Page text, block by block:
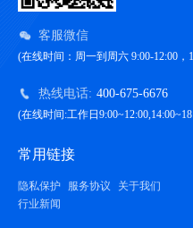
客服微信
(在线时间：周一到周六 9:00-12:00，
热线电话: 400-675-6676
(在线时间:工作日
常用链接
隐私保护 服务协议
关于我们
行业新闻